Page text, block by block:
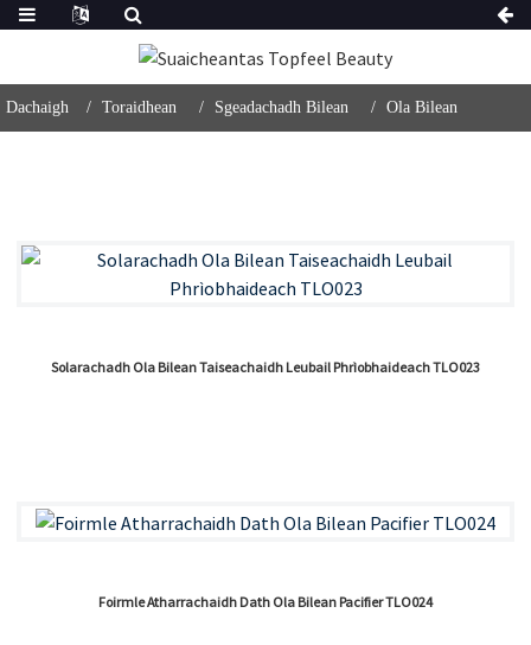
Dachaigh Toraidhean Sgeadachadh Bilean Ola Bilean
Solarachadh Ola Bilean Taiseachaidh Leubail Phrìobhaideach TLO023
Foirmle Atharrachaidh Dath Ola Bilean Pacifier TLO024